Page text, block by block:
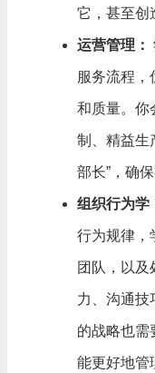
它，甚至创
运营管理：
服务流程，
和质量。你
制、精益生
部长”，确
组织行为学
行为规律，
团队，以及
力、沟通技
的战略也需
能更好地管